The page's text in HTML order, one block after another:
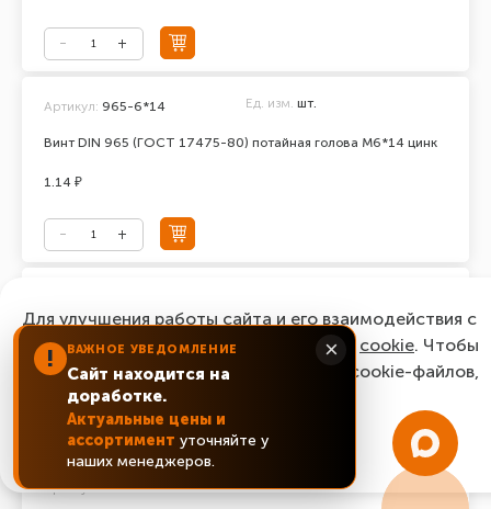
Винт DIN 965 (ГОСТ 17475-80) потайная голова М6*14 цинк
Артикул: 965-6*14 Ед. изм. шт.
1.14 ₽
Винт DIN 965 (ГОСТ 17475-80) потайная голова М6*16 цинк
0.87 ₽
Артикул: 965-6*20 Ед. изм. шт.
! ВАЖНОЕ УВЕДОМЛЕНИЕ
Сайт находится на
доработке.
Актуальные цены и
ассортимент уточняйте у
наших менеджеров.
×
Для улучшения работы сайта и его взаимодействия с
пользователями мы используем файлы cookie. Чтобы
согласиться с нашим использованием cookie-файлов,
нажмите “Ок, понятно!”
ОК, понятно!